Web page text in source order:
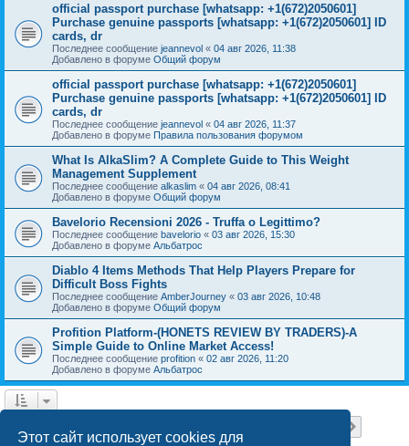
Этот сайт использует cookies для
official passport purchase [whatsapp: +1(672)2050601]
Purchase genuine passports [whatsapp: +1(672)2050601] ID
cards, dr
Последнее сообщение jeannevol « 04 авг 2026, 11:38
Добавлено в форуме Общий форум
official passport purchase [whatsapp: +1(672)2050601]
Purchase genuine passports [whatsapp: +1(672)2050601] ID
cards, dr
Последнее сообщение jeannevol « 04 авг 2026, 11:37
Добавлено в форуме Правила пользования форумом
What Is AlkaSlim? A Complete Guide to This Weight
Management Supplement
Последнее сообщение alkaslim « 04 авг 2026, 08:41
Добавлено в форуме Общий форум
Bavelorio Recensioni 2026 - Truffa o Legittimo?
Последнее сообщение bavelorio « 03 авг 2026, 15:30
Добавлено в форуме Альбатрос
Diablo 4 Items Methods That Help Players Prepare for
Difficult Boss Fights
Последнее сообщение AmberJourney « 03 авг 2026, 10:48
Добавлено в форуме Общий форум
Profition Platform-(HONETS REVIEW BY TRADERS)-A
Simple Guide to Online Market Access!
Последнее сообщение profition « 02 авг 2026, 11:20
Добавлено в форуме Альбатрос